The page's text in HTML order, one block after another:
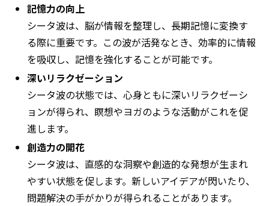
記憶力の向上
シータ波は、脳が情報を整理し、長期記憶に変換す
る際に重要です。この波が活発なとき、効率的に情報
を吸収し、記憶を強化することが可能です。
深いリラクゼーション
シータ波の状態では、心身ともに深いリラクゼーシ
ョンが得られ、瞑想やヨガのような活動がこれを促
進します。
創造力の開花
シータ波は、直感的な洞察や創造的な発想が生まれ
やすい状態を促します。新しいアイデアが閃いたり、
問題解決の手がかりが得られることがあります。